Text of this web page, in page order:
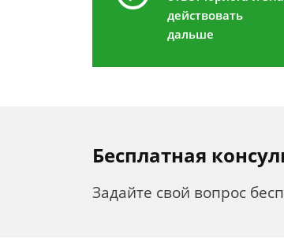
действовать
дальше
Бесплатная
Задайте свой вопрос